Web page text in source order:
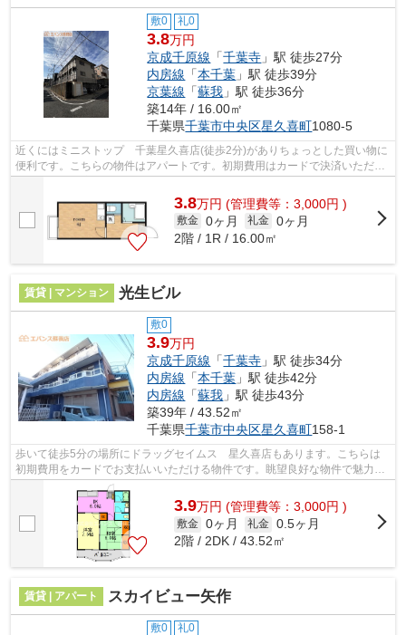
敷0 礼0
3.8万円
京成千原線 「千葉寺 」駅 徒歩27分
内房線 「本千葉 」駅 徒歩39分
京葉線 「蘇我 」駅 徒歩36分
築14年 / 16.00㎡
千葉県千葉市中央区星久喜町1080-5
近くにはミニストップ 千葉星久喜店(徒歩2分)がありちょっとした買い物に
便利です。こちらの物件はアパートです。初期費用はカードで決済いただけ
3.8万円 (管理費等：3,000円 )
敷金 0ヶ月 礼金 0ヶ月
2階 / 1R / 16.00㎡
賃貸 | マンション 光生ビル
敷0
3.9万円
京成千原線 「千葉寺 」駅 徒歩34分
内房線 「本千葉 」駅 徒歩42分
内房線 「蘇我 」駅 徒歩43分
築39年 / 43.52㎡
千葉県千葉市中央区星久喜町158-1
歩いて徒歩5分の場所にドラッグセイムス 星久喜店もあります。こちらは
初期費用をカードでお支払いいただける物件です。眺望良好な物件で魅力的
です。気になるイチオシ物件情報：「光...
3.9万円 (管理費等：3,000円 )
敷金 0ヶ月 礼金 0.5ヶ月
2階 / 2DK / 43.52㎡
賃貸 | アパート スカイビュー矢作
敷0 礼0